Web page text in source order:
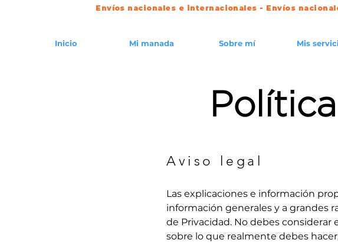
Envíos nacionales e internacionales - Envíos
Inicio Mi manada Sobre mí Mis
Aviso legal
Las explicaciones e información
información generales y a grandes
de Privacidad. No debes
sobre lo que realmente debes